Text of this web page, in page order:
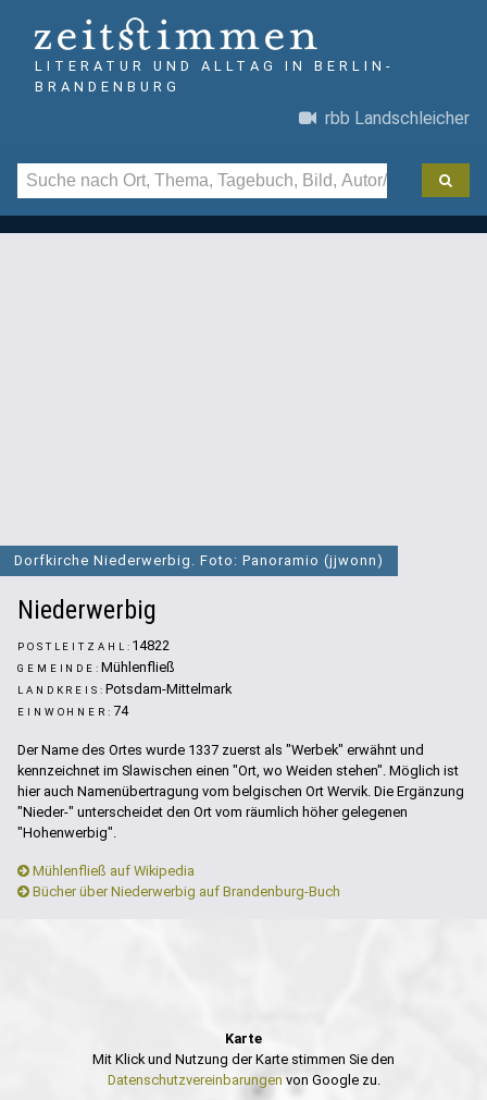
LITERATUR UND ALLTAG IN BERLIN-
BRANDENBURG
rbb Landschleicher
Dorfkirche Niederwerbig. Foto: Panoramio (jjwonn)
Niederwerbig
POSTLEITZAHL: 14822
GEMEINDE: Mühlenfließ
LANDKREIS: Potsdam-Mittelmark
EINWOHNER: 74
Der Name des Ortes wurde 1337 zuerst als "Werbek" erwähnt und
kennzeichnet im Slawischen einen "Ort, wo Weiden stehen". Möglich ist
hier auch Namenübertragung vom belgischen Ort Wervik. Die Ergänzung
"Nieder-" unterscheidet den Ort vom räumlich höher gelegenen
"Hohenwerbig".
Mühlenfließ auf Wikipedia
Bücher über Niederwerbig auf Brandenburg-Buch
Karte
Mit Klick und Nutzung der Karte stimmen Sie den
Datenschutzvereinbarungen von Google zu.